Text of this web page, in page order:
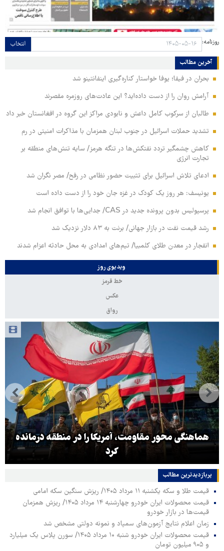
روزنامه: انتخاب
آخرین مطالب
بحران در فیفا؛ یوفا خواستار کناره‌گیری اینفانتینو شد
آرامش روان را از دست داده‌اید؟ این عادت‌های روزمره مقصرند
طالبان از سرکوب کامل داعش و نابودی مراکز این گروه در افغانستان خبر داد
تشدید حملات اسرائیل در جنوب لبنان همزمان با مذاکرات امنیتی در رم
کاهش چشمگیر تردد نفتکش‌ها در تنگه هرمز/ سایه تنش‌های منطقه بر
تجارت انرژی
ادعای تلاش اسرائیل برای تثبیت حضور نظامی در رفح/ مصر نگران شد
یونیسف: هر روز یک کودک در غزه جان خود را از دست داده است
پرسپولیس بدون پرونده جدید در CAS/ جدایی‌ها با توافق انجام شد
رشد قیمت نفت در بازار جهانی/ برنت به ۸۳ دلار نزدیک شد
انفجار در معدن طلای کلمبیا/ تیم‌های امدادی به محل حادثه اعزام شدند
ویدیوی روز
خط قرمز
عکس
رواق
هماهنگی محور مقاومت، آمریکا را در منطقه درمانده
کرد
پربازدیدترین‌ مطالب
قیمت طلا و سکه یکشنبه ۱۱ مرداد ۱۴۰۵/ ریزش سنگین سکه امامی
قیمت محصولات ایران خودرو چهارشنبه ۱۴ مرداد ۱۴۰۵/ ریزش همزمان
قیمت‌ها در بازار خودرو
زمان اعلام نتایج آزمون‌های سمپاد و نمونه دولتی مشخص شد
قیمت محصولات ایران خودرو شنبه ۱۰ مرداد ۱۴۰۵/ سورن پلاس یک میلیارد
و ۹۰۵ میلیون تومان